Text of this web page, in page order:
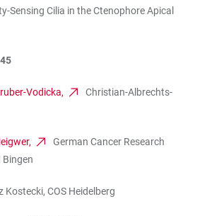
Sensing Cilia in the Ctenophore Apical
Vodicka,
Christian-Albrechts-
German Cancer Research
Bingen
COS Heidelberg